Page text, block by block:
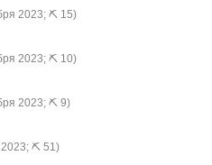
2023; ⛏ 15)
2023; ⛏ 10)
2023; ⛏ 9)
⛏ 51)